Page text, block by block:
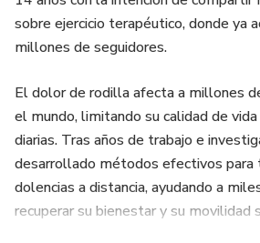
sobre ejercicio terapéutico, donde ya
millones de seguidores.
El dolor de rodilla afecta a millones
el mundo, limitando su calidad de
diarias. Tras años de trabajo e
desarrollado métodos efectivos
dolencias a distancia, ayudando a
recuperar su bienestar y su movilidad